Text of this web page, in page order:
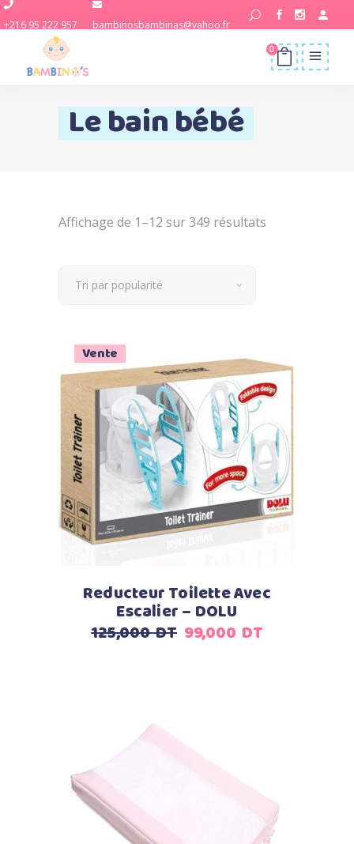
+216 95 222 957 bambinosbambinas@yahoo.fr
0
Le bain bébé
Affichage de 1–12 sur 349 résultats
Tri par popularité
Vente
Ajouter au panier
Reducteur Toilette Avec
Escalier – DOLU
125,000DT Le
99,000 DTLe
Ajouter au panier